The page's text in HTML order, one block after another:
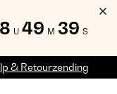
U 49 M 38 S
& Retourzending